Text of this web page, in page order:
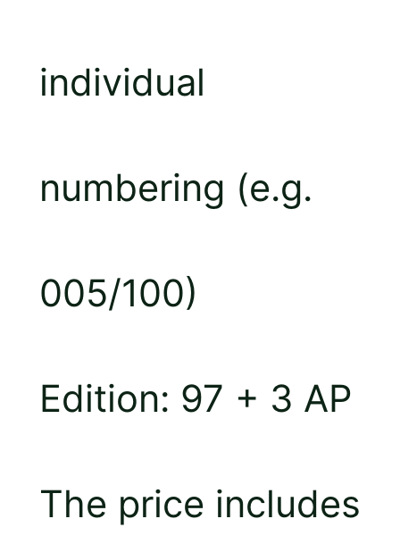
individual
numbering (e.g.
005/100)
Edition: 97 + 3 AP
The price includes